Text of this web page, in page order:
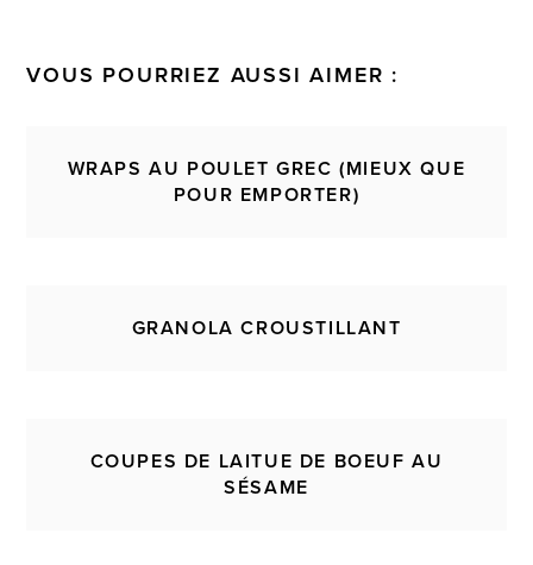
VOUS POURRIEZ AUSSI AIMER :
WRAPS AU POULET GREC (MIEUX QUE
POUR EMPORTER)
GRANOLA CROUSTILLANT
COUPES DE LAITUE DE BOEUF AU
SÉSAME